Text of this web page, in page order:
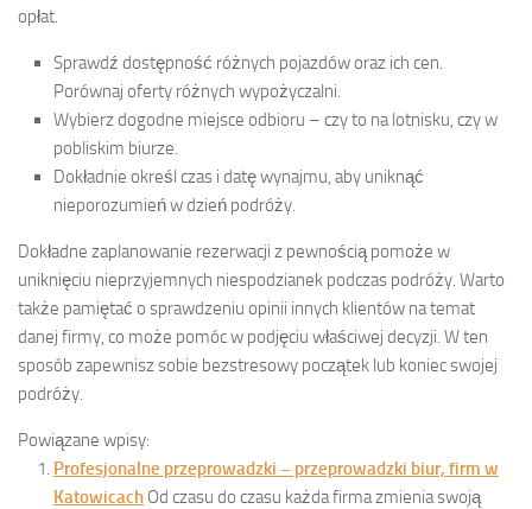
opłat.
Sprawdź dostępność różnych pojazdów oraz ich cen.
Porównaj oferty różnych wypożyczalni.
Wybierz dogodne miejsce odbioru – czy to na lotnisku, czy w
pobliskim biurze.
Dokładnie określ czas i datę wynajmu, aby uniknąć
nieporozumień w dzień podróży.
Dokładne zaplanowanie rezerwacji z pewnością pomoże w
uniknięciu nieprzyjemnych niespodzianek podczas podróży. Warto
także pamiętać o sprawdzeniu opinii innych klientów na temat
danej firmy, co może pomóc w podjęciu właściwej decyzji. W ten
sposób zapewnisz sobie bezstresowy początek lub koniec swojej
podróży.
Powiązane wpisy:
Profesjonalne przeprowadzki – przeprowadzki biur, firm w
Katowicach Od czasu do czasu każda firma zmienia swoją